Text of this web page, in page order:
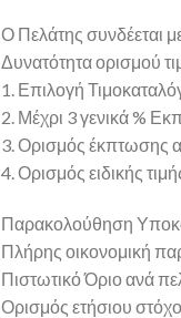
Ο Πελάτης συνδέεται
Δυνατότητα ορισμού
1. Επιλογή
2. Μέχρι 3 γενικά %
3. Ορισμός έκπτωσης
4. Ορισμός ειδικής
Παρακολούθηση
Πλήρης οικονομική
Πιστωτικό Όριο ανά
Ορισμός ετήσιου